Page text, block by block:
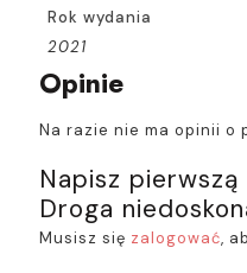
Rok wydania
2021
Opinie
Na razie nie ma opinii o
Napisz pierwszą
Droga
Musisz się zalogować,